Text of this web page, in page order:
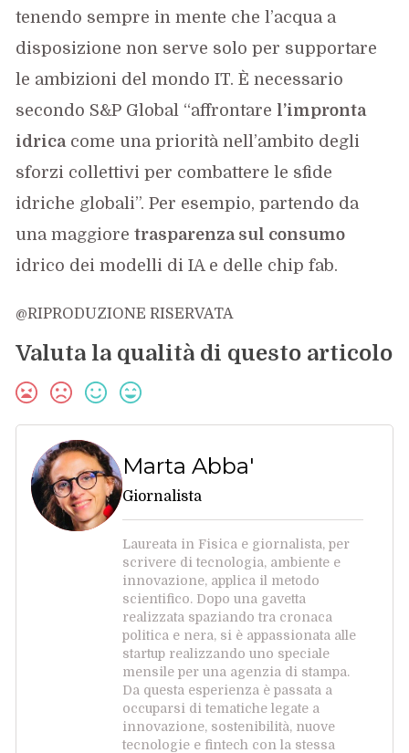
tenendo sempre in mente che l’acqua a
disposizione non serve solo per supportare
le ambizioni del mondo IT. È necessario
secondo S&P Global “affrontare l’impronta
idrica come una priorità nell’ambito degli
sforzi collettivi per combattere le sfide
idriche globali”. Per esempio, partendo da
una maggioretrasparenza sul consumo
idrico dei modelli di IA e delle chip fab.
@RIPRODUZIONE RISERVATA
Valuta la qualità di questo articolo
Marta Abba'
Giornalista
Laureata in Fisica e giornalista, per
scrivere di tecnologia, ambiente e
innovazione, applica il metodo
scientifico. Dopo una gavetta
realizzata spaziando tra cronaca
politica e nera, si è appassionata alle
startup realizzando uno speciale
mensile per una agenzia di stampa.
Da questa esperienza è passata a
occuparsi di tematiche legate a
innovazione, sostenibilità, nuove
tecnologie e fintech con la stessa